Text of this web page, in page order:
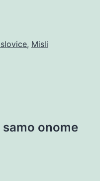
, Misli
onome